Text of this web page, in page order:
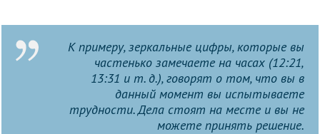
К примеру, зеркальные цифры, которые вы
частенько замечаете на часах (12:21,
13:31 и т. д.), говорят о том, что вы в
данный момент вы испытываете
трудности. Дела стоят на месте и вы не
можете принять решение.